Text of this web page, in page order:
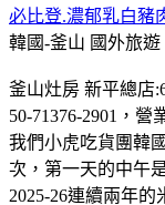
必比登.濃郁乳白豬
韓國-釜山 國外旅遊
釜山灶房 新平總店
50-71376-2901，
我們小虎吃貨團韓
次，第一天的中午
2025-26連續兩年